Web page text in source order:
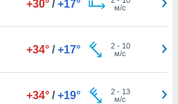
+30° / +17°
м/с
+34° / +17° 2- 10
м/с
+34° / +19° 2- 13
м/с